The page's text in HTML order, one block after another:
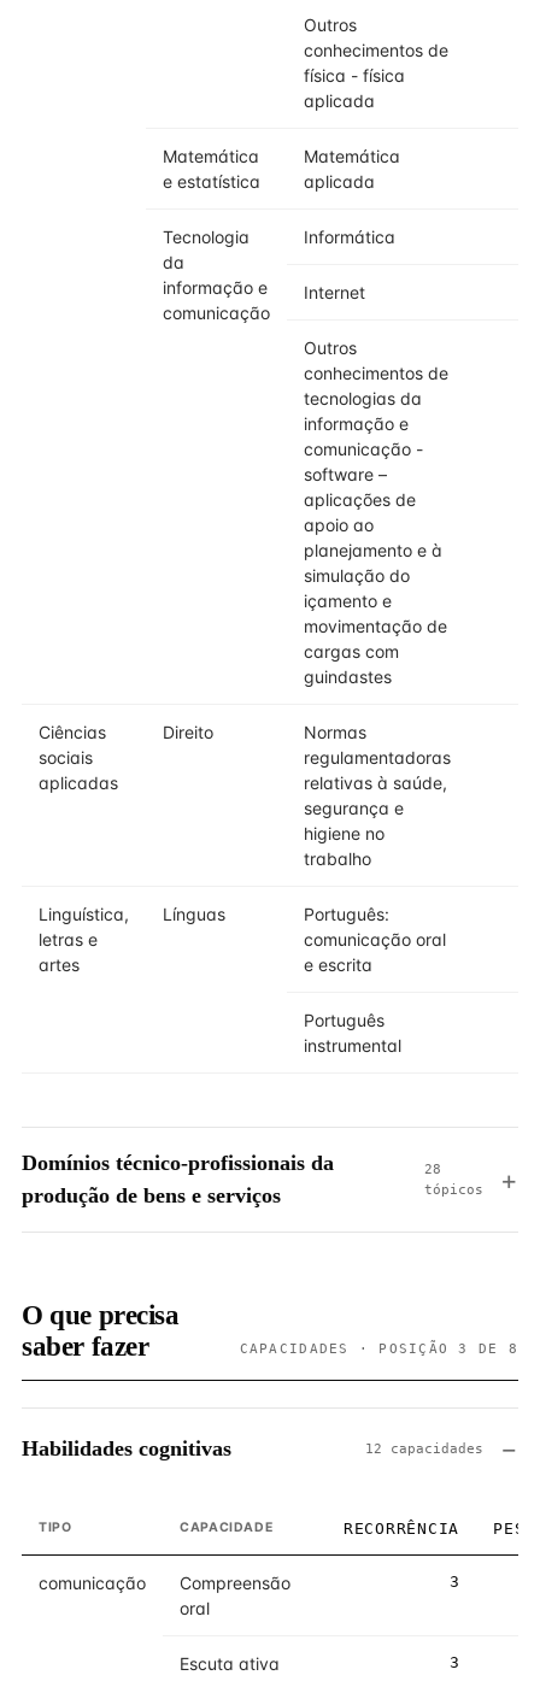
Outros
conhecimentos de
física - física
aplicada
Matemática
e estatística
Matemática
aplicada
Tecnologia
da
informação e
comunicação
Informática
Internet
Outros
conhecimentos de
tecnologias da
informação e
comunicação -
software –
aplicações de
apoio ao
planejamento e à
simulação do
içamento e
movimentação de
cargas com
guindastes
Ciências
sociais
aplicadas
Direito
Normas
regulamentadoras
relativas à saúde,
segurança e
higiene no
trabalho
Linguística,
letras e
artes
Línguas
Português:
comunicação oral
e escrita
Português
instrumental
Domínios técnico-profissionais da
produção de bens e serviços
28
tópicos
O que precisa
saber fazer
CAPACIDADES · POSIÇÃO 3 DE 8
Habilidades cognitivas 12 capacidades
TIPO CAPACIDADE RECORRÊNCIA PESO
comunicação
Compreensão
oral
3
Escuta ativa 3